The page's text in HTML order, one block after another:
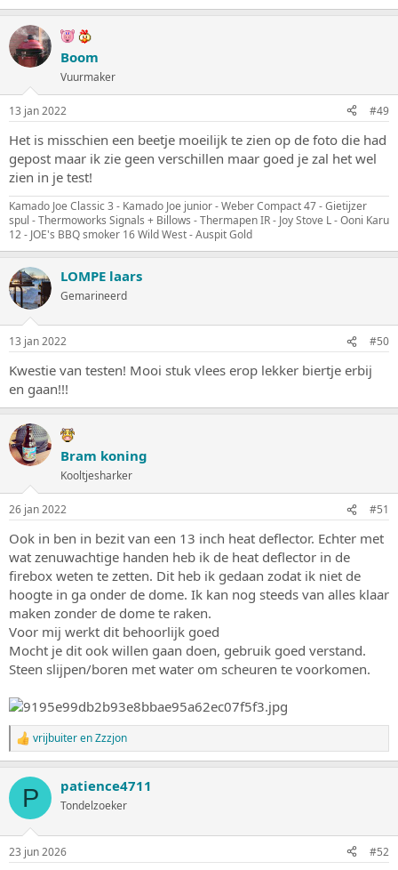
Boom
Vuurmaker
13 jan 2022 #49
Het is misschien een beetje moeilijk te zien op de foto die had
gepost maar ik zie geen verschillen maar goed je zal het wel
zien in je test!
Kamado Joe Classic 3 - Kamado Joe junior - Weber Compact 47 - Gietijzer
spul - Thermoworks Signals + Billows - Thermapen IR - Joy Stove L - Ooni Karu
12 - JOE's BBQ smoker 16 Wild West - Auspit Gold
LOMPE laars
Gemarineerd
13 jan 2022 #50
Kwestie van testen! Mooi stuk vlees erop lekker biertje erbij
en gaan!!!
Bram koning
Kooltjesharker
26 jan 2022 #51
Ook in ben in bezit van een 13 inch heat deflector. Echter met
wat zenuwachtige handen heb ik de heat deflector in de
firebox weten te zetten. Dit heb ik gedaan zodat ik niet de
hoogte in ga onder de dome. Ik kan nog steeds van alles klaar
maken zonder de dome te raken.
Voor mij werkt dit behoorlijk goed
Mocht je dit ook willen gaan doen, gebruik goed verstand.
Steen slijpen/boren met water om scheuren te voorkomen.
W
a
r
e
n
vrijbuiterenZzzjon
P patience4711
Tondelzoeker
23 jun 2026 #52